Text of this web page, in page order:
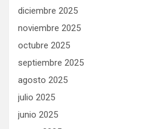
diciembre 2025
noviembre 2025
octubre 2025
septiembre 2025
agosto 2025
julio 2025
junio 2025